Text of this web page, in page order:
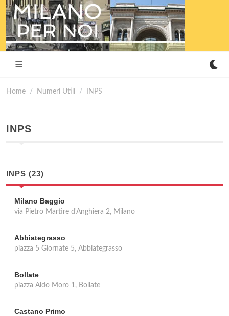
Home Numeri Utili INPS
INPS
INPS (23)
Milano Baggio
via Pietro Martire d'Anghiera 2, Milano
Abbiategrasso
piazza 5 Giornate 5, Abbiategrasso
Bollate
piazza Aldo Moro 1, Bollate
Castano Primo